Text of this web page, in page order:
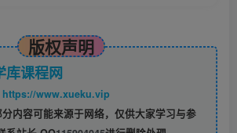
版权声明
库课程网
https://www.xueku.vip
内容可能来源于网络，仅供大家学习与参